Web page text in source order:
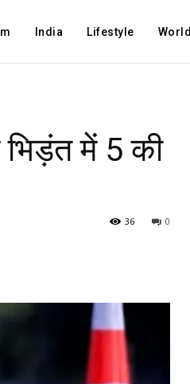
India Lifestyle World
में 5 की
0
36